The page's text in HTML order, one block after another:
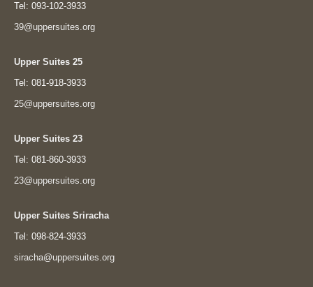
Tel: 093-102-3933
39@uppersuites.org
Upper Suites 25
Tel: 081-918-3933
25@uppersuites.org
Upper Suites 23
Tel: 081-860-3933
23@uppersuites.org
Upper Suites Sriracha
Tel: 098-824-3933
siracha@uppersuites.org